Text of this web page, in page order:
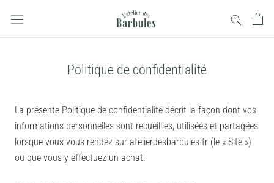
contenu
Politique de confidentialité
La présente Politique de confidentialité décrit la façon dont vos
informations personnelles sont recueillies, utilisées et partagées
lorsque vous vous rendez sur atelierdesbarbules.fr (le « Site »)
ou que vous y effectuez un achat.